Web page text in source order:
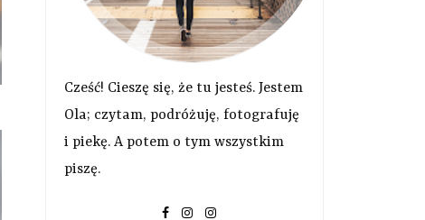
Cześć! Cieszę się, że tu jesteś. Jestem
Ola; czytam, podróżuję, fotografuję
i piekę. A potem o tym wszystkim
piszę.